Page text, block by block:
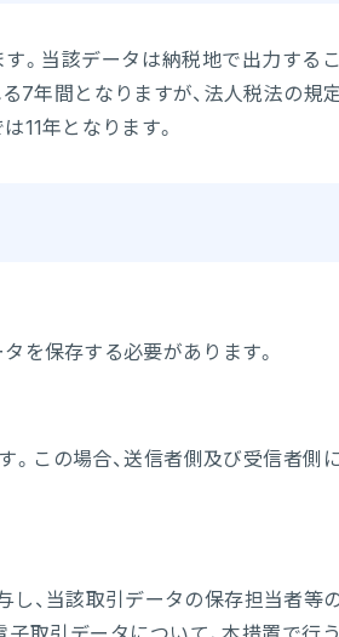
。当該データは納税地で出力する
7年間となりますが、法人税法の規
11年となります。
を保存する必要があります。
この場合、送信者側及び受信者側
、当該取引データの保存担当者等